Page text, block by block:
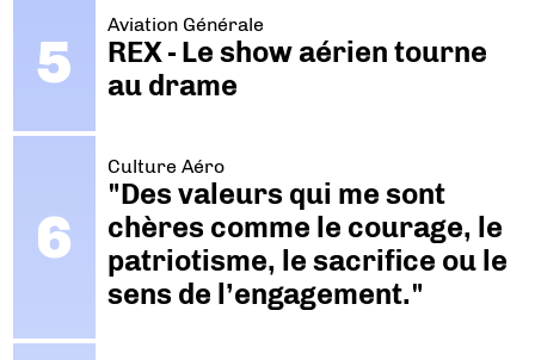
Aviation Générale
REX - Le show aérien tourne
au drame
Culture Aéro
"Des valeurs qui me sont
chères comme le courage, le
patriotisme, le sacrifice ou le
sens de l’engagement."